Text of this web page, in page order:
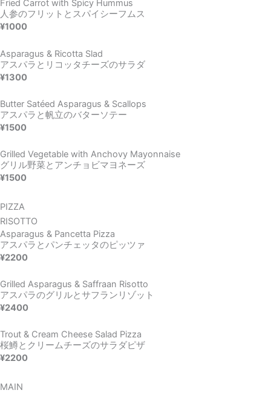
Fried Carrot with Spicy Hummus
人参のフリットとスパイシーフムス
¥1000
Asparagus & Ricotta Slad
アスパラとリコッタチーズのサラダ
¥1300
Butter Satéed Asparagus & Scallops
アスパラと帆立のバターソテー
¥1500
Grilled Vegetable with Anchovy Mayonnaise
グリル野菜とアンチョビマヨネーズ
¥1500
PIZZA
RISOTTO
Asparagus & Pancetta Pizza
アスパラとパンチェッタのピッツァ
¥2200
Grilled Asparagus & Saffraan Risotto
アスパラのグリルとサフランリゾット
¥2400
Trout & Cream Cheese Salad Pizza
桜鱒とクリームチーズのサラダピザ
¥2200
MAIN